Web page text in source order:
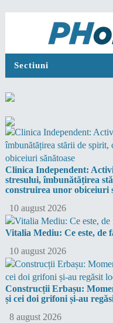
Sectiuni
Clinica Independent:
stresului, îmbunătățirea
construirea unor obiceiuri
10 august 2026
Vitalia Mediu: Ce este, de
10 august 2026
Construcții Erbașu:
și cei doi grifoni și-au
8 august 2026